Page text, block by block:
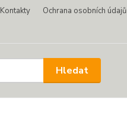
Kontakty Ochrana osobních údajů
Hledat